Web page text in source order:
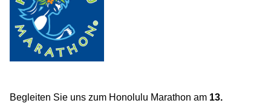
Begleiten Sie uns zum Honolulu Marathon am 13.